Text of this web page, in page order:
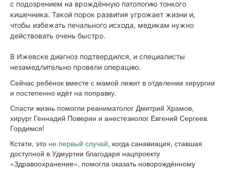
с подозрением на врождённую патологию тонкого
кишечника. Такой порок развития угрожает жизни и,
чтобы избежать печального исхода, медикам нужно
действовать очень быстро.
В Ижевске диагноз подтвердился, и специалисты
незамедлительно провели операцию.
Сейчас ребёнок вместе с мамой лежит в отделении хирургии
и постепенно идёт на поправку.
Спасти жизнь помогли реаниматолог Дмитрий Храмов,
хирург Геннадий Поверин и анестезиолог Евгений Сергеев.
Гордимся!
Кстати, это не первый случай, когда санавиация, ставшая
доступной в Удмуртии благодаря нацпроекту
«Здравоохранение», помогла оказать новорождённому